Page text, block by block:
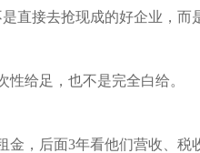
直接去抢现成的好企业，而
性给足，也不是完全白给。
金，后面3年看他们营收、税